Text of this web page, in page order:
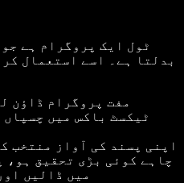
بدلتا ہے۔ اسے استعمال
مفت پروگرام ڈاؤن
ٹیکسٹ باکس میں
اپنی پسند کی آواز منتخب
چاہے کوئی بڑی تحقیق ہو،
میں ڈالیں